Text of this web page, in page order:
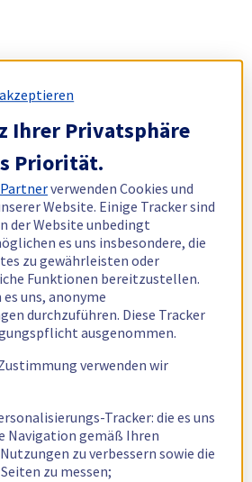
Ihrer Privatsphäre
Priorität.
verwenden Cookies und
Website. Einige Tracker sind
der Website unbedingt
es uns insbesondere, die
zu gewährleisten oder
Funktionen bereitzustellen.
uns, anonyme
durchzuführen. Diese Tracker
ausgenommen.
verwenden wir
Tracker: die es uns
Navigation gemäß Ihren
zu verbessern sowie die
zu messen;